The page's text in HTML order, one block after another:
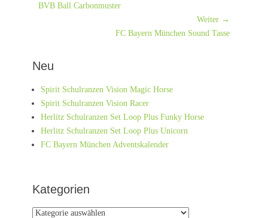
Navigation
Vorheriger
BVB Ball Carbonmuster
Weiter →
FC Bayern München Sound Tasse
Neu
Spirit Schulranzen Vision Magic Horse
Spirit Schulranzen Vision Racer
Herlitz Schulranzen Set Loop Plus Funky Horse
Herlitz Schulranzen Set Loop Plus Unicorn
FC Bayern München Adventskalender
Kategorien
Kategorien